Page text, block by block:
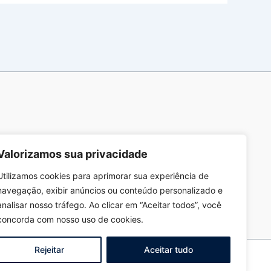
sua privacidade
cookies para aprimorar sua experiência de
exibir anúncios ou conteúdo personalizado e
nosso tráfego. Ao clicar em “Aceitar todos”, você
com nosso uso de cookies.
Rejeitar Aceitar tudo